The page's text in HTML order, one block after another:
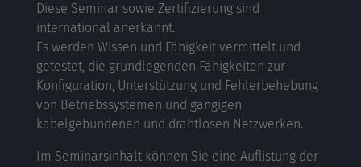
Diese Seminar sowie Zertifizierung sind
international anerkannt.
Es werden Wissen und Fähigkeit vermittelt und
getestet, die grundlegenden Fähigkeiten zur
Konfiguration, Unterstützung und Fehlerbehebung
von Betriebssystemen und gängigen
kabelgebundenen und drahtlosen Netzwerken.
Im Seminarsinhalt können Sie eine Auflistung der